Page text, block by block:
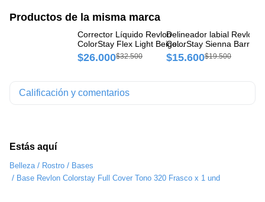
Estás aquí
Belleza / Rostro / Bases
/ Base Revlon Colorstay Full Cover Tono 320 Frasco x 1 und
Productos de la misma marca
Corrector Líquido Revlon
ColorStay Flex Light Beige
Frasco x 1 und
$26.000$32.500
Delineador labial Revlon
ColorStay Sienna Barra x
und
$15.600$19.500
Calificación y comentarios